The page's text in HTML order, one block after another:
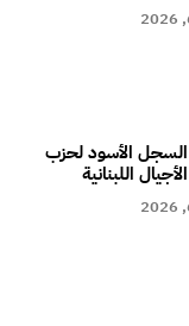
السجل الأسود لحزب
اللبنانية